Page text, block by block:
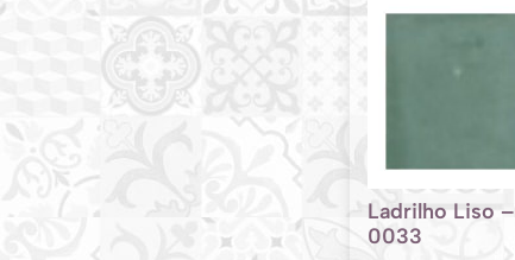
Ladrilho Liso –
0033